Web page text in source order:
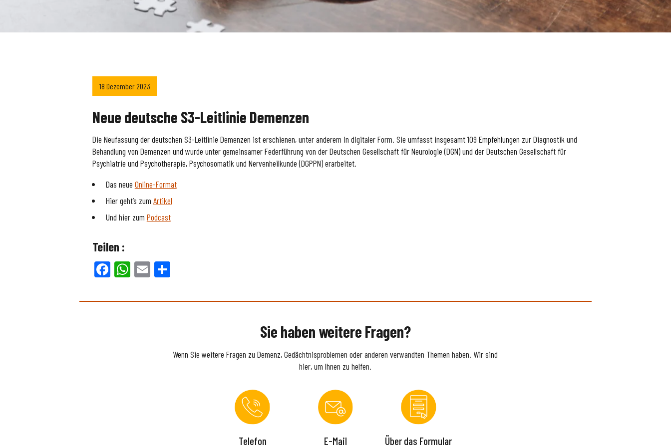
18 Dezember 2023
Neue deutsche S3-Leitlinie Demenzen
Die Neufassung der deutschen S3-Leitlinie Demenzen ist erschienen, unter anderem in digitaler Form. Sie umfasst insgesamt 109 Empfehlungen zur Diagnostik und
Behandlung von Demenzen und wurde unter gemeinsamer Federführung von der Deutschen Gesellschaft für Neurologie (DGN) und der Deutschen Gesellschaft für
Psychiatrie und Psychotherapie, Psychosomatik und Nervenheilkunde (DGPPN) erarbeitet.
Das neue Online-Format
Hier geht’s zum Artikel
Und hier zum Podcast
Teilen :
Facebook
WhatsApp
Email
Sie haben weitere Fragen?
Wenn Sie weitere Fragen zu Demenz, Gedächtnisproblemen oder anderen verwandten Themen haben. Wir sind
hier, um Ihnen zu helfen.
Telefon E-Mail Über das Formular